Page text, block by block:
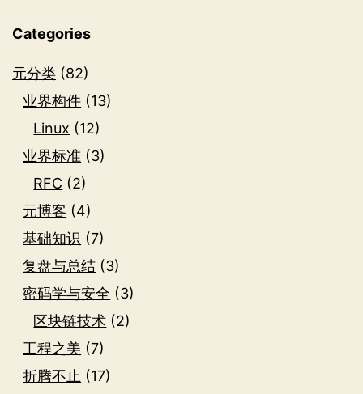
Categories
元分类 (82)
业界构件 (13)
Linux (12)
业界标准 (3)
RFC (2)
元博客 (4)
基础知识 (7)
复盘与总结 (3)
密码学与安全 (3)
区块链技术 (2)
工程之美 (7)
折腾不止 (17)